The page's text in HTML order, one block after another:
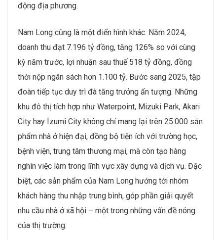
động địa phương.
Nam Long cũng là một điển hình khác. Năm 2024,
doanh thu đạt 7.196 tỷ đồng, tăng 126% so với cùng
kỳ năm trước, lợi nhuận sau thuế 518 tỷ đồng, đồng
thời nộp ngân sách hơn 1.100 tỷ. Bước sang 2025, tập
đoàn tiếp tục duy trì đà tăng trưởng ấn tượng. Những
khu đô thị tích hợp như Waterpoint, Mizuki Park, Akari
City hay Izumi City không chỉ mang lại trên 25.000 sản
phẩm nhà ở hiện đại, đồng bộ tiện ích với trường học,
bệnh viện, trung tâm thương mại, mà còn tạo hàng
nghìn việc làm trong lĩnh vực xây dựng và dịch vụ. Đặc
biệt, các sản phẩm của Nam Long hướng tới nhóm
khách hàng thu nhập trung bình, góp phần giải quyết
nhu cầu nhà ở xã hội – một trong những vấn đề nóng
của thị trường.